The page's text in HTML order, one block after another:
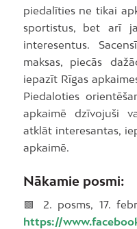
piedalīties ne tikai
sportistus, bet arī
interesentus.
maksas, piecās
iepazīt Rīgas
Piedaloties
apkaimē dzīvojuši
atklāt interesantas,
apkaimē.
Nākamie posmi:
🟩 2. posms, 17.
https://